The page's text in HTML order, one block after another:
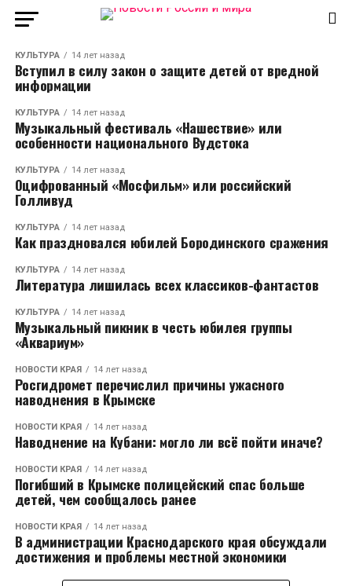
КУЛЬТУРА 14 лет назад
Вступил в силу закон о защите детей от вредной
информации
КУЛЬТУРА 14 лет назад
Музыкальный фестиваль «Нашествие» или
особенности национального Вудстока
КУЛЬТУРА 14 лет назад
Оцифрованный «Мосфильм» или российский
Голливуд
КУЛЬТУРА 14 лет назад
Как праздновался юбилей Бородинского сражения
КУЛЬТУРА 14 лет назад
Литература лишилась всех классиков-фантастов
КУЛЬТУРА 14 лет назад
Музыкальный пикник в честь юбилея группы
«Аквариум»
НОВОСТИ КРАЯ 14 лет назад
Росгидромет перечислил причины ужасного
наводнения в Крымске
НОВОСТИ КРАЯ 14 лет назад
Наводнение на Кубани: могло ли всё пойти иначе?
НОВОСТИ КРАЯ 14 лет назад
Погибший в Крымске полицейский спас больше
детей, чем сообщалось ранее
НОВОСТИ КРАЯ 14 лет назад
В администрации Краснодарского края обсуждали
достижения и проблемы местной экономики